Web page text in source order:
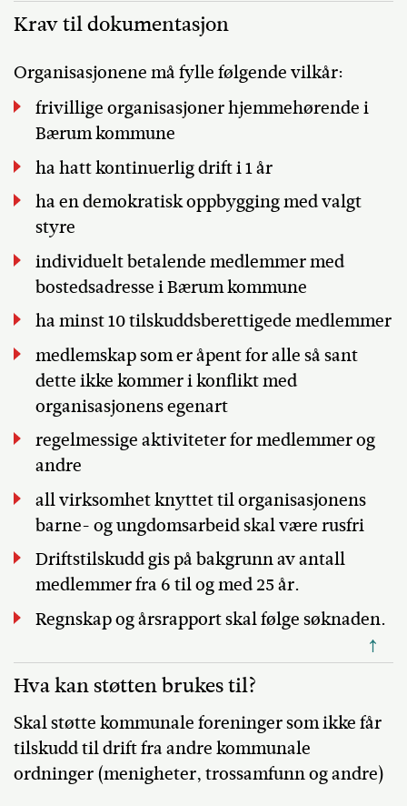
Krav til dokumentasjon
Organisasjonene må fylle følgende vilkår:
frivillige organisasjoner hjemmehørende i
Bærum kommune
ha hatt kontinuerlig drift i 1 år
ha en demokratisk oppbygging med valgt
styre
individuelt betalende medlemmer med
bostedsadresse i Bærum kommune
ha minst 10 tilskuddsberettigede medlemmer
medlemskap som er åpent for alle så sant
dette ikke kommer i konflikt med
organisasjonens egenart
regelmessige aktiviteter for medlemmer og
andre
all virksomhet knyttet til organisasjonens
barne- og ungdomsarbeid skal være rusfri
Driftstilskudd gis på bakgrunn av antall
medlemmer fra 6 til og med 25 år.
Regnskap og årsrapport skal følge søknaden.
↑
Hva kan støtten brukes til?
Skal støtte kommunale foreninger som ikke får
tilskudd til drift fra andre kommunale
ordninger (menigheter, trossamfunn og andre)